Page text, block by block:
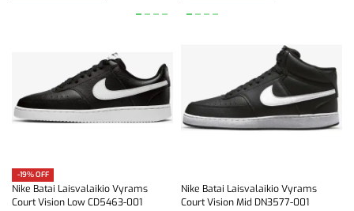
-19% OFF
Nike Batai Laisvalaikio Vyrams
Court Vision Low CD5463-001
Nike Batai Laisvalaikio Vyrams
Court Vision Mid DN3577-001